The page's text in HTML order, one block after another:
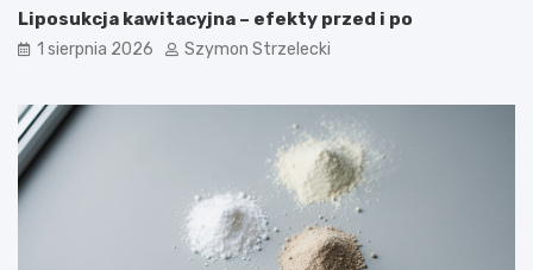
Liposukcja kawitacyjna – efekty przed i po
1 sierpnia 2026 Szymon Strzelecki